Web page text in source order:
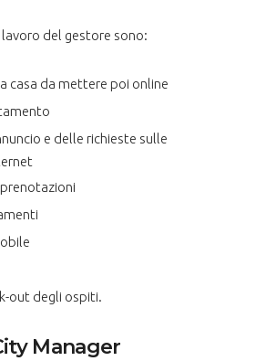
del gestore sono:
casa da mettere poi online
e delle richieste sulle
out degli ospiti.
Manager